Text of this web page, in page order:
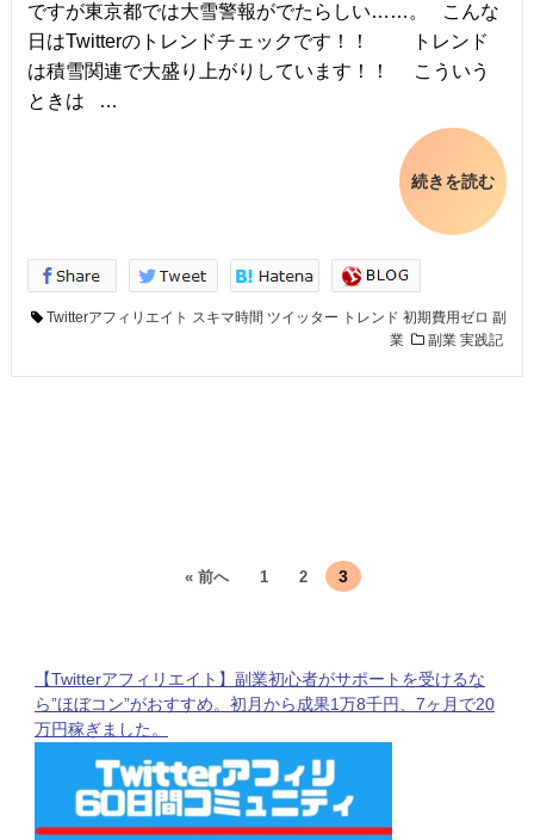
ですが東京都では大雪警報がでたらしい……。 こんな
日はTwitterのトレンドチェックです！！ トレンド
は積雪関連で大盛り上がりしています！！ こういう
ときは …
続きを読む
Twitterアフィリエイト スキマ時間 ツイッター トレンド 初期費用ゼロ 副
業
副業 実践記
« 前へ 1 2 3
【Twitterアフィリエイト】副業初心者がサポートを受けるな
ら”ほぼコン”がおすすめ。初月から成果1万8千円、7ヶ月で20
万円稼ぎました。